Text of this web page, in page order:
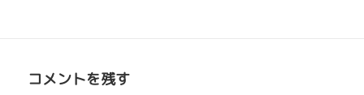
コメントを残す